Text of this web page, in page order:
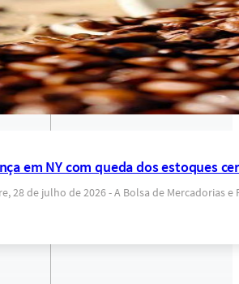
em NY com queda dos estoques
28 de julho de 2026 - A Bolsa de Mercadorias